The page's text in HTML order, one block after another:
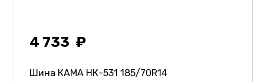
4 733
Шина КАМА НК-531 185/70R14